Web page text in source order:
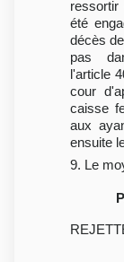
été
décès
pas
l'article
cour
caisse
aux
ensuite
9. Le